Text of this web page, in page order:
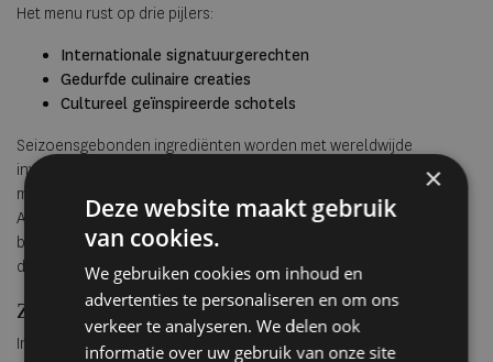
Het menu rust op drie pijlers:
Internationale signatuurgerechten
Gedurfde culinaire creaties
Cultureel geïnspireerde schotels
Seizoensgebonden ingrediënten worden met wereldwijde
invloeden gecombineerd. Zo krijgt Wagyu beef een Franse twist
met pot-au-feu-aroma’s, en wordt tonijn gepresenteerd met
Aziatische finesse. Mediterraanse kruiden, lokaal geteelde
bloemen en zelfs blauwstaartkreeft met shiso-saus onderstrepen
de focus op zowel terroir als reislust.
Zoet onder de zon
In de middag is het tijd voor frisse patisserie. Maxime Frédéric
×
Deze website maakt gebruik
van cookies.
We gebruiken cookies om inhoud en
advertenties te personaliseren en om ons
verkeer te analyseren. We delen ook
informatie over uw gebruik van onze site